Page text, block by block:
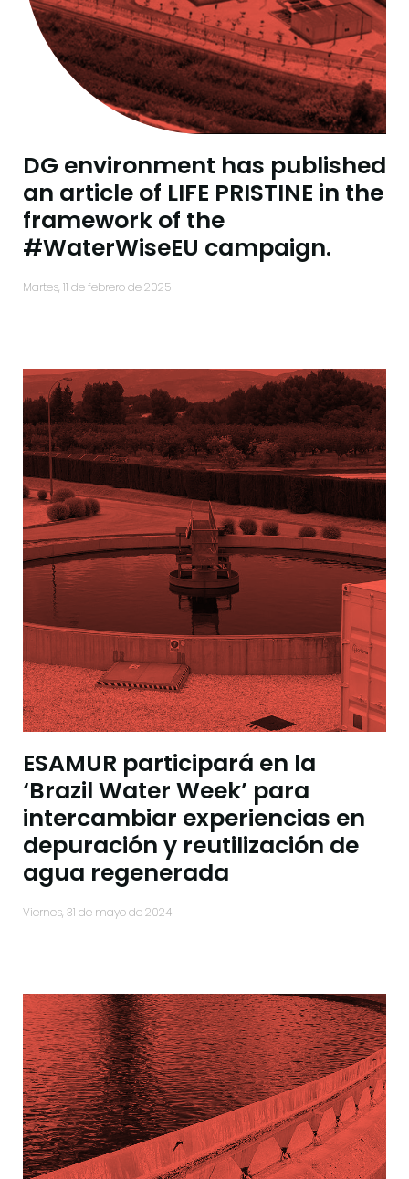
DG environment has published
an article of LIFE PRISTINE in the
framework of the
#WaterWiseEU campaign.
martes, 11 de febrero de 2025
ESAMUR participará en la
‘Brazil Water Week’ para
intercambiar experiencias en
depuración y reutilización de
agua regenerada
viernes, 31 de mayo de 2024